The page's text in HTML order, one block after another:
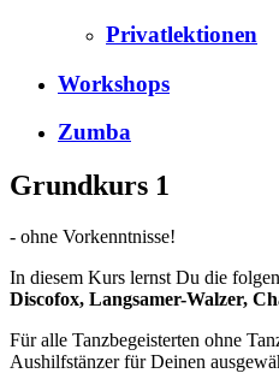
Privatlektionen
Workshops
Zumba
Grundkurs 1
- ohne Vorkenntnisse!
In diesem Kurs lernst Du die
Discofox, Langsamer-Walzer,
Für alle Tanzbegeisterten ohne
Aushilfstänzer für Deinen